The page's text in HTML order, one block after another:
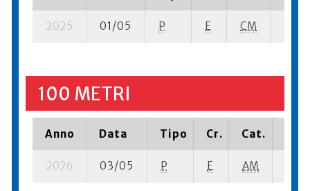
2025 01/05 P E CM
100 METRI
Anno Data Tipo Cr. Cat.
2026 03/05 P E AM